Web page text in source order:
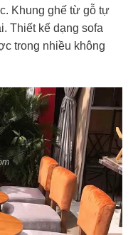
Khung ghế từ gỗ tự
Thiết kế dạng sofa
trong nhiều không